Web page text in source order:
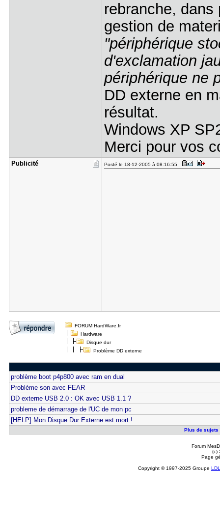
rebranche,
gestion de
"périphérique
d'exclamation
périphérique ne
DD externe en
résultat.
Windows XP
Merci pour vos
Publicité Posté le 18-12-2005 à 08:16:55
FORUM HardWare.fr
Hardware
Disque dur
Problème DD externe
problème boot p4p800 avec ram en dual
Problème son avec FEAR
DD externe USB 2.0 : OK avec USB 1.1 ?
probleme de démarrage de l'UC de mon pc
[HELP] Mon Disque Dur Externe est mort !
Plus de sujets
Forum
(c)
Page
Copyright © 1997-2025 Groupe